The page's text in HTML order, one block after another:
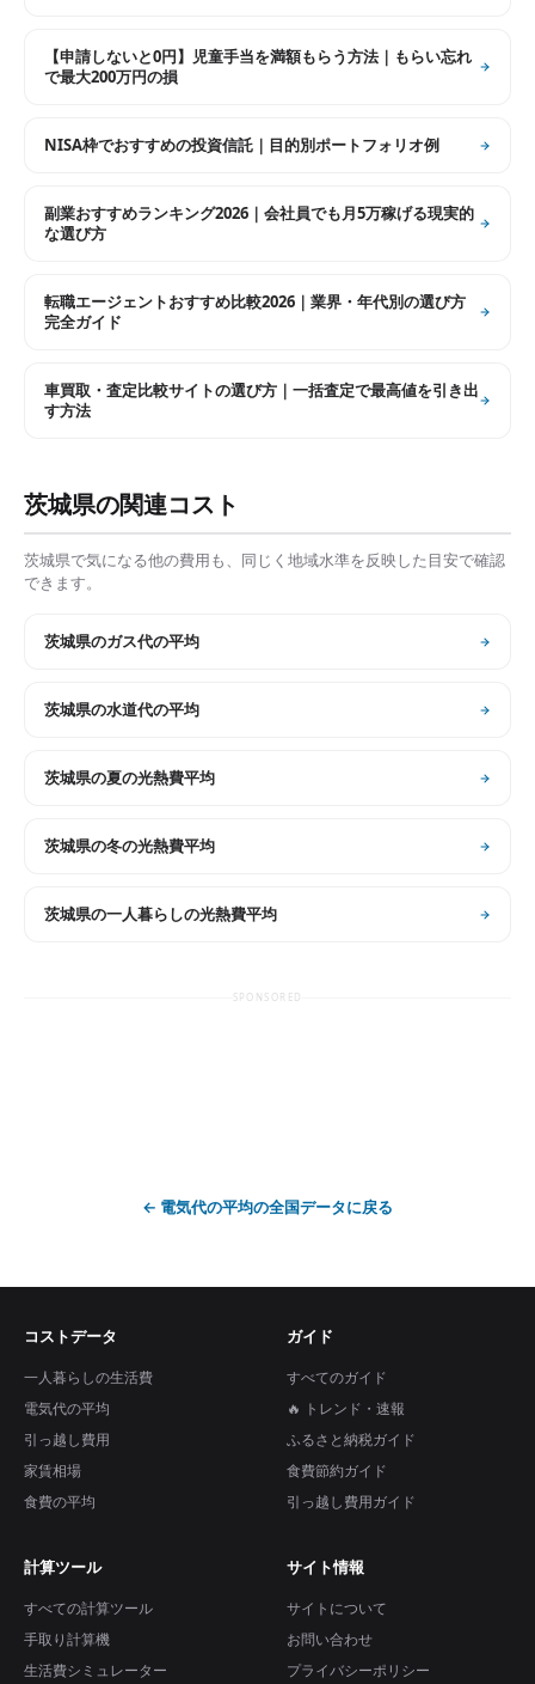
【申請しないと0円】児童手当を満額もらう方法｜もらい忘れ
で最大200万円の損
NISA枠でおすすめの投資信託｜目的別ポートフォリオ例
副業おすすめランキング2026｜会社員でも月5万稼げる現実的
な選び方
転職エージェントおすすめ比較2026｜業界・年代別の選び方
完全ガイド
車買取・査定比較サイトの選び方｜一括査定で最高値を引き出
す方法
茨城県の関連コスト
茨城県で気になる他の費用も、同じく地域水準を反映した目安で確認
できます。
茨城県のガス代の平均
茨城県の水道代の平均
茨城県の夏の光熱費平均
茨城県の冬の光熱費平均
茨城県の一人暮らしの光熱費平均
SPONSORED
← 電気代の平均の全国データに戻る
コストデータ
一人暮らしの生活費
電気代の平均
引っ越し費用
家賃相場
食費の平均
ガイド
すべてのガイド
🔥 トレンド・速報
ふるさと納税ガイド
食費節約ガイド
引っ越し費用ガイド
計算ツール
すべての計算ツール
手取り計算機
生活費シミュレーター
サイト情報
サイトについて
お問い合わせ
プライバシーポリシー